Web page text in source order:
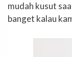
mudah kusut
banget kalau